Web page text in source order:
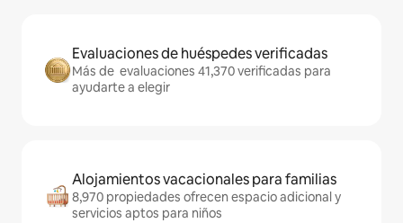
Evaluaciones de huéspedes verificadas
Más de evaluaciones 41,370 verificadas para
ayudarte a elegir
Alojamientos vacacionales para familias
8,970 propiedades ofrecen espacio adicional y
servicios aptos para niños